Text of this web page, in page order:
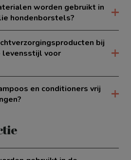
worden gebruikt in
hondenborstels?
bij
levensstijl voor
en conditioners vrij